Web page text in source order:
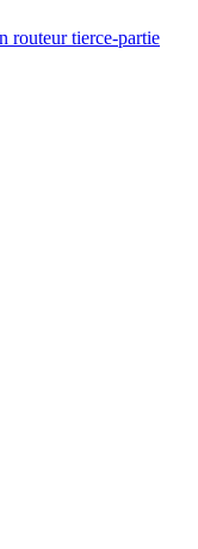
routeur tierce-partie